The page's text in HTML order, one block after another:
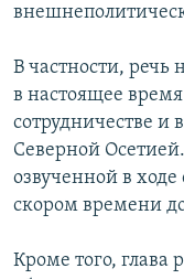
КУЛЬТУРА
СПОРТ
МИР
ПОЗИЦИЯ
БЛОГИ
ГОЛОСА
ЧИТАЕМ ПРЕССУ
ФОТО
ПОДКАСТЫ
АРХИВ
Все сайты РСЕ/
В частности,
в настоящее
сотрудничестве
Северной
озвученной в
скором времени
Кроме того, глава